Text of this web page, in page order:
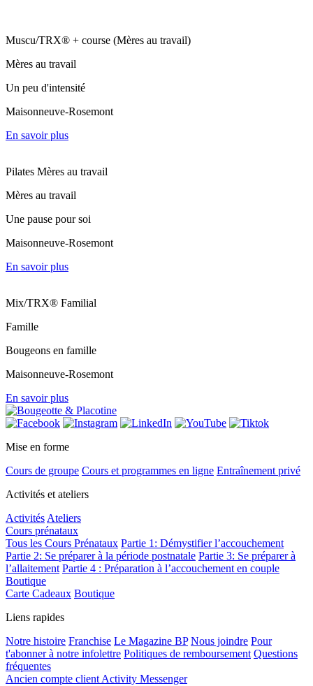
Muscu/TRX® + course (Mères au travail)
Mères au travail
Un peu d'intensité
Maisonneuve-Rosemont
En savoir plus
Pilates Mères au travail
Mères au travail
Une pause pour soi
Maisonneuve-Rosemont
En savoir plus
Mix/TRX® Familial
Famille
Bougeons en famille
Maisonneuve-Rosemont
En savoir plus
Mise en forme
Cours de groupe Cours et programmes en ligne Entraînement privé
Activités et ateliers
Activités Ateliers
Cours prénataux
Tous les Cours Prénataux Partie 1: Démystifier l’accouchement
Partie 2: Se préparer à la période postnatale Partie 3: Se préparer à
l’allaitement Partie 4 : Préparation à l’accouchement en couple
Boutique
Carte Cadeaux Boutique
Liens rapides
Notre histoire Franchise Le Magazine BP Nous joindre Pour
t'abonner à notre infolettre Politiques de remboursement Questions
fréquentes
Ancien compte client Activity Messenger